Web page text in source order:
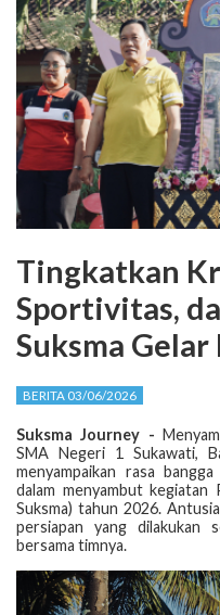
Tingkatkan
Sportivitas,
Suksma Gelar
BERITA 03/06/2026
Suksma Journey -
SMA Negeri 1 Sukawati,
menyampaikan rasa
dalam menyambut kegiatan
Suksma) tahun 2026.
persiapan yang dilakukan
bersama timnya.